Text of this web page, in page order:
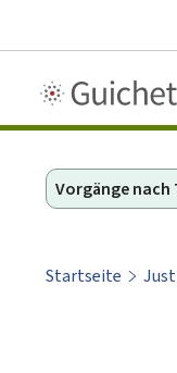
Vorgänge nach
Startseite